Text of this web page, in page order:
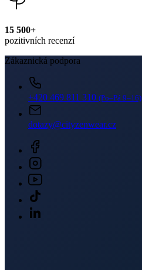
15 500+
pozitivních recenzí
Zákaznická podpora
+420 469 811 310 (Po–Pá 9–16)
dotazy@cityzenwear.cz